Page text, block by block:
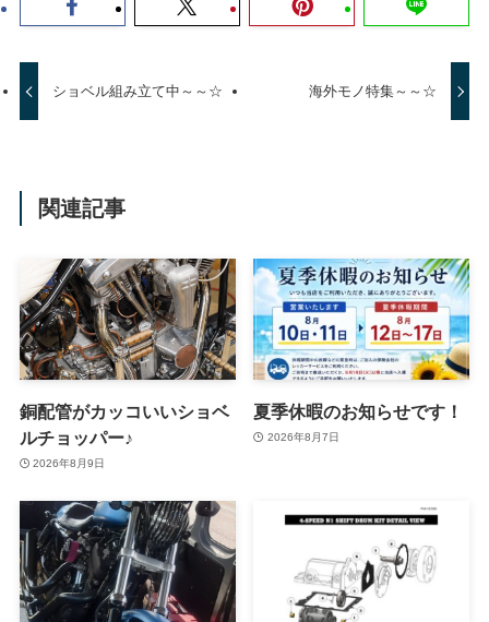
ショベル組み立て中～～☆ 海外モノ特集～～☆
関連記事
銅配管がカッコいいショベ
ルチョッパー♪
2026年8月9日
夏季休暇のお知らせです！
2026年8月7日